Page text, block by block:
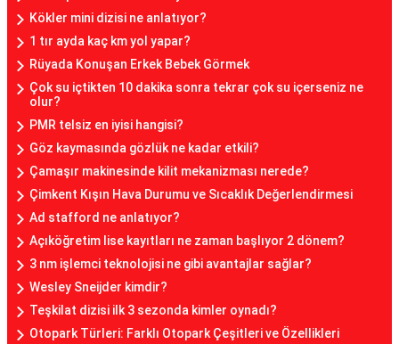
Kökler mini dizisi ne anlatıyor?
1 tır ayda kaç km yol yapar?
Rüyada Konuşan Erkek Bebek Görmek
Çok su içtikten 10 dakika sonra tekrar çok su içerseniz ne
olur?
PMR telsiz en iyisi hangisi?
Göz kaymasında gözlük ne kadar etkili?
Çamaşır makinesinde kilit mekanizması nerede?
Çimkent Kışın Hava Durumu ve Sıcaklık Değerlendirmesi
Ad stafford ne anlatıyor?
Açıköğretim lise kayıtları ne zaman başlıyor 2 dönem?
3 nm işlemci teknolojisi ne gibi avantajlar sağlar?
Wesley Sneijder kimdir?
Teşkilat dizisi ilk 3 sezonda kimler oynadı?
Otopark Türleri: Farklı Otopark Çeşitleri ve Özellikleri